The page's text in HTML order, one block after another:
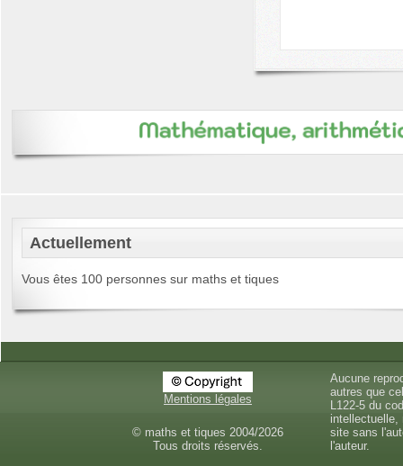
Actuellement
Vous êtes 100 personnes sur maths et tiques
Mentions légales
© maths et tiques 2004/2026
Tous droits réservés.
Aucune
autres que
L122-5 du
intellectuelle,
site sans
l'auteur.